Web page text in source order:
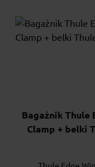
Bagażnik Thule
Clamp + belki